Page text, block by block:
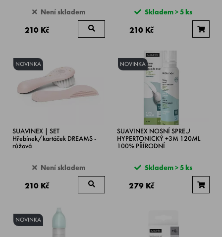
Není skladem
210 Kč
Skladem > 5 ks
210 Kč
NOVINKA
SUAVINEX | SET
Hřebínek/kartáček DREAMS -
růžová
Není skladem
210 Kč
NOVINKA
SUAVINEX NOSNÍ SPREJ
HYPERTONICKÝ +3M 120ML
100% PŘÍRODNÍ
Skladem > 5 ks
279 Kč
NOVINKA